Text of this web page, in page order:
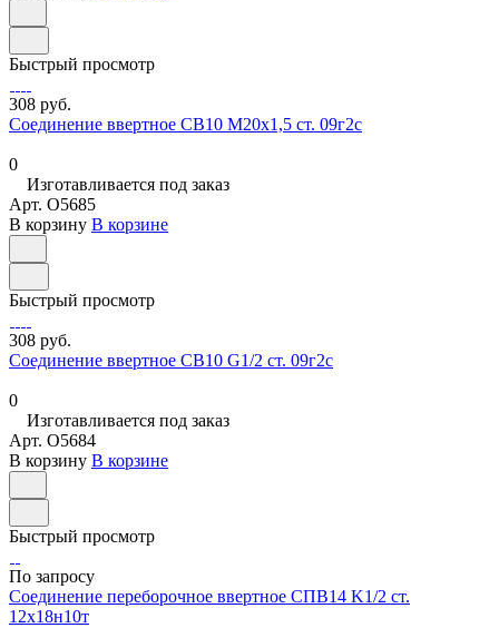
Быстрый просмотр
308 руб.
Соединение ввертное СВ10 М20х1,5 ст. 09г2с
0
Изготавливается под заказ
Арт. O5685
В корзину В корзине
Быстрый просмотр
308 руб.
Соединение ввертное СВ10 G1/2 ст. 09г2с
0
Изготавливается под заказ
Арт. O5684
В корзину В корзине
Быстрый просмотр
По запросу
Соединение переборочное ввертное СПВ14 K1/2 ст.
12х18н10т